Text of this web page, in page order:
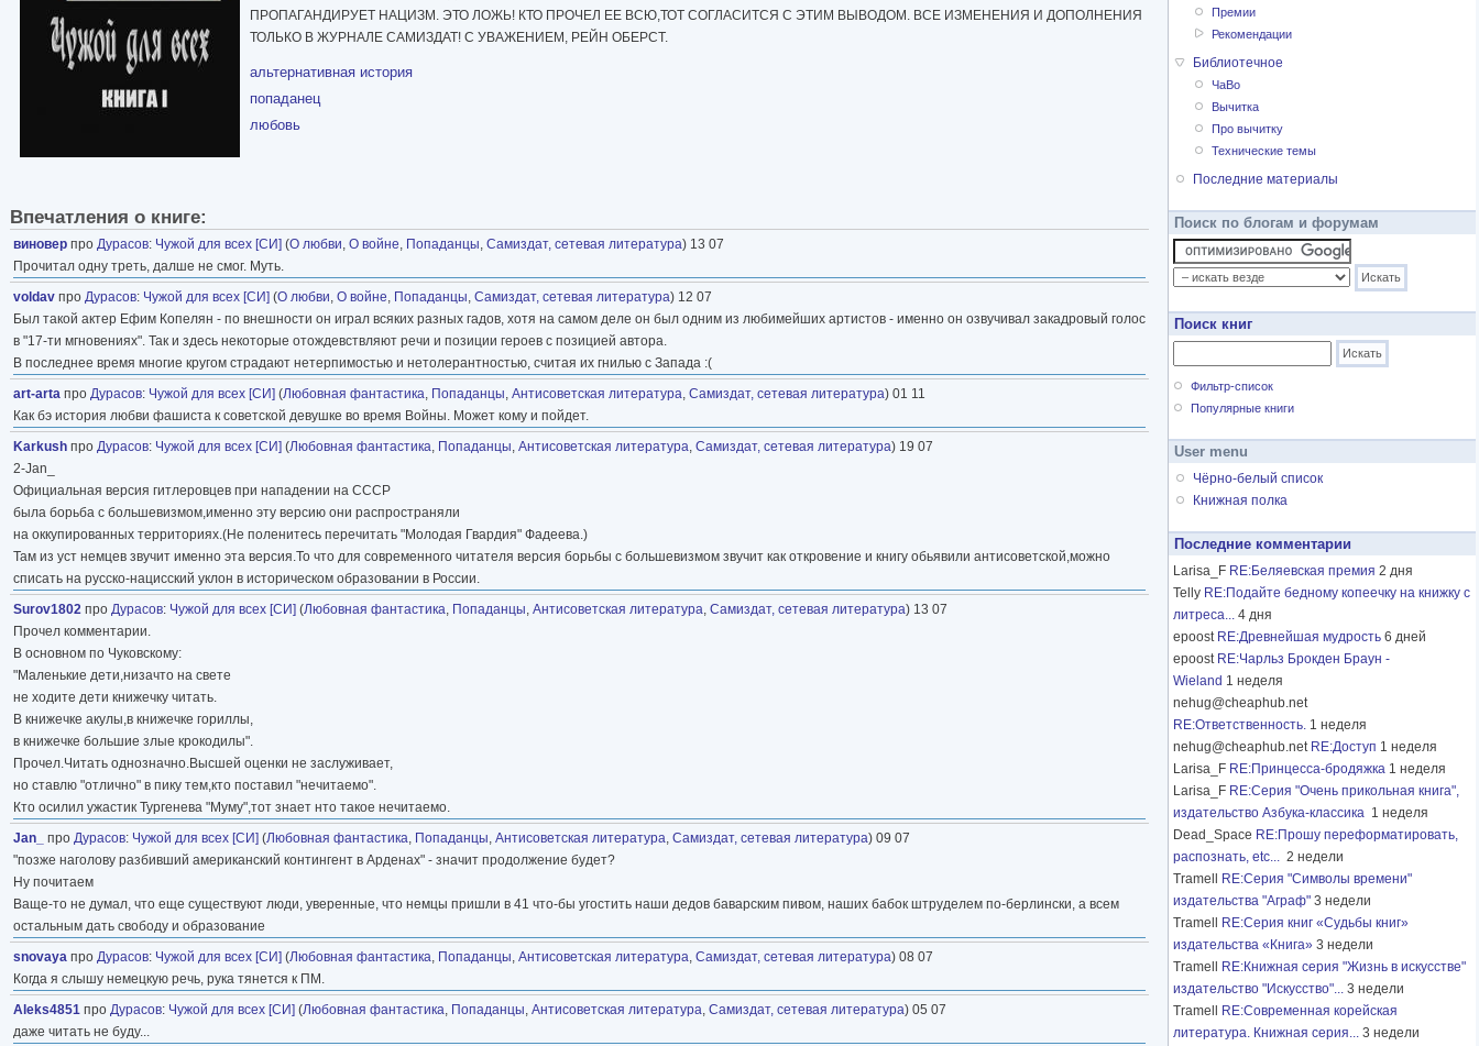
ПРОПАГАНДИРУЕТ НАЦИЗМ. ЭТО ЛОЖЬ! КТО ПРОЧЕЛ ЕЕ ВСЮ,ТОТ СОГЛАСИТСЯ С ЭТИМ ВЫВОДОМ. ВСЕ ИЗМЕНЕНИЯ И ДОПОЛНЕНИЯ
ТОЛЬКО В ЖУРНАЛЕ САМИЗДАТ! С УВАЖЕНИЕМ, РЕЙН ОБЕРСТ.
альтернативная история
попаданец
любовь
Впечатления о книге:
виновер про Дурасов: Чужой для всех [СИ] (О любви, О войне, Попаданцы, Самиздат, сетевая литература) 13 07
Прочитал одну треть, далше не смог. Муть.
voldav про Дурасов: Чужой для всех [СИ] (О любви, О войне, Попаданцы, Самиздат, сетевая литература) 12 07
Был такой актер Ефим Копелян - по внешности он играл всяких разных гадов, хотя на самом деле он был одним из любимейших артистов - именно он озвучивал закадровый голос
в "17-ти мгновениях". Так и здесь некоторые отождевствляют речи и позиции героев с позицией автора.
В последнее время многие кругом страдают нетерпимостью и нетолерантностью, считая их гнилью с Запада :(
art-arta про Дурасов: Чужой для всех [СИ] (Любовная фантастика, Попаданцы, Антисоветская литература, Самиздат, сетевая литература) 01 11
Как бэ история любви фашиста к советской девушке во время Войны. Может кому и пойдет.
Karkush про Дурасов: Чужой для всех [СИ] (Любовная фантастика, Попаданцы, Антисоветская литература, Самиздат, сетевая литература) 19 07
2-Jan_
Официальная версия гитлеровцев при нападении на СССР
была борьба с большевизмом,именно эту версию они распространяли
на оккупированных территориях.(Не поленитесь перечитать "Молодая Гвардия" Фадеева.)
Там из уст немцев звучит именно эта версия.То что для современного читателя версия борьбы с большевизмом звучит как откровение и книгу обьявили антисоветской,можно
списать на русско-нацисский уклон в историческом образовании в России.
Surov1802 про Дурасов: Чужой для всех [СИ] (Любовная фантастика, Попаданцы, Антисоветская литература, Самиздат, сетевая литература) 13 07
Прочел комментарии.
В основном по Чуковскому:
"Маленькие дети,низачто на свете
не ходите дети книжечку читать.
В книжечке акулы,в книжечке гориллы,
в книжечке большие злые крокодилы".
Прочел.Читать однозначно.Высшей оценки не заслуживает,
но ставлю "отлично" в пику тем,кто поставил "нечитаемо".
Кто осилил ужастик Тургенева "Муму",тот знает нто такое нечитаемо.
Jan_
про Дурасов: Чужой для всех [СИ] (Любовная фантастика, Попаданцы, Антисоветская литература, Самиздат, сетевая литература) 09 07
"позже наголову разбивший американский контингент в Арденах" - значит продолжение будет?
Ну почитаем
Ваще-то не думал, что еще существуют люди, уверенные, что немцы пришли в 41 что-бы угостить наши дедов баварским пивом, наших бабок штруделем по-берлински, а всем
остальным дать свободу и образование
snovaya про Дурасов: Чужой для всех [СИ] (Любовная фантастика, Попаданцы, Антисоветская литература, Самиздат, сетевая литература) 08 07
Когда я слышу немецкую речь, рука тянется к ПМ.
Aleks4851 про Дурасов: Чужой для всех [СИ] (Любовная фантастика, Попаданцы, Антисоветская литература, Самиздат, сетевая литература) 05 07
даже читать не буду...
Премии
Рекомендации
Библиотечное
ЧаВо
Вычитка
Про вычитку
Технические темы
Последние материалы
Поиск по блогам и форумам
Поиск книг
Фильтр-список
Популярные книги
User menu
Чёрно-белый список
Книжная полка
Последние комментарии
Larisa_F RE:Беляевская премия 2 дня
Telly RE:Подайте бедному копеечку на книжку с
литреса... 4 дня
epoost RE:Древнейшая мудрость 6 дней
epoost RE:Чарльз Брокден Браун -
Wieland 1 неделя
nehug@cheaphub.net
RE:Ответственность. 1 неделя
nehug@cheaphub.net RE:Доступ 1 неделя
Larisa_F RE:Принцесса-бродяжка 1 неделя
Larisa_F RE:Серия "Очень прикольная книга",
издательство Азбука-классика 1 неделя
Dead_Space RE:Прошу переформатировать,
распознать, etc... 2 недели
Tramell
RE:Серия "Символы времени"
издательства "Аграф" 3 недели
Tramell
RE:Серия книг «Судьбы книг»
издательства «Книга» 3 недели
Tramell
RE:Книжная серия "Жизнь в искусстве"
издательство "Искусство"... 3 недели
Tramell
RE:Современная корейская
литература. Книжная серия... 3 недели